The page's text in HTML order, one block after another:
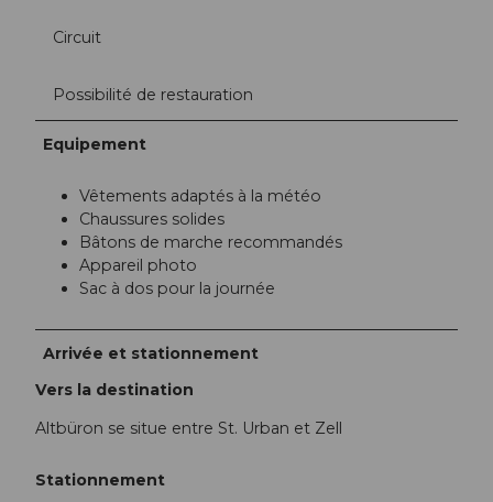
Circuit
Possibilité de restauration
Equipement
Vêtements adaptés à la météo
Chaussures solides
Bâtons de marche recommandés
Appareil photo
Sac à dos pour la journée
Arrivée et stationnement
Vers la destination
Altbüron se situe entre St. Urban et Zell
Stationnement